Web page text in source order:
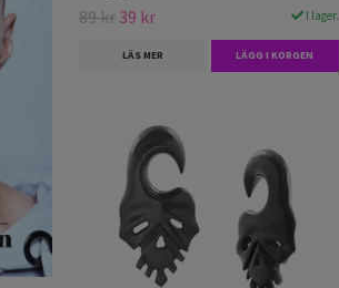
89 kr 39 kr I lager.
LÄS MER LÄGG I KORGEN